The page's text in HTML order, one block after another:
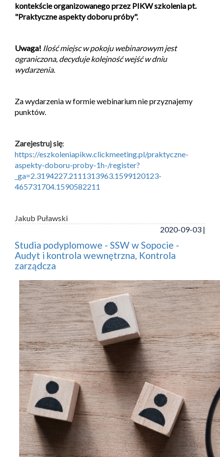
kontekście organizowanego przez PIKW szkolenia pt.
"Praktyczne aspekty doboru próby".
Uwaga! Ilość miejsc w pokoju webinarowym jest
ograniczona, decyduje kolejność wejść w dniu
wydarzenia.
Za wydarzenia w formie webinarium nie przyznajemy
punktów.
Zarejestruj się:
https://eszkoleniapikw.clickmeeting.pl/praktyczne-
aspekty-doboru-proby-1h-/register?
_ga=2.3194227.2111313963.1599120123-
465731704.1590582211
Jakub Puławski
2020-09-03 |
Studia podyplomowe - SSW w Sopocie -
Audyt i kontrola wewnętrzna, Kontrola
zarządcza